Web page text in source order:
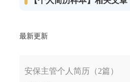
最新更新
安保主管个人简历（2篇）